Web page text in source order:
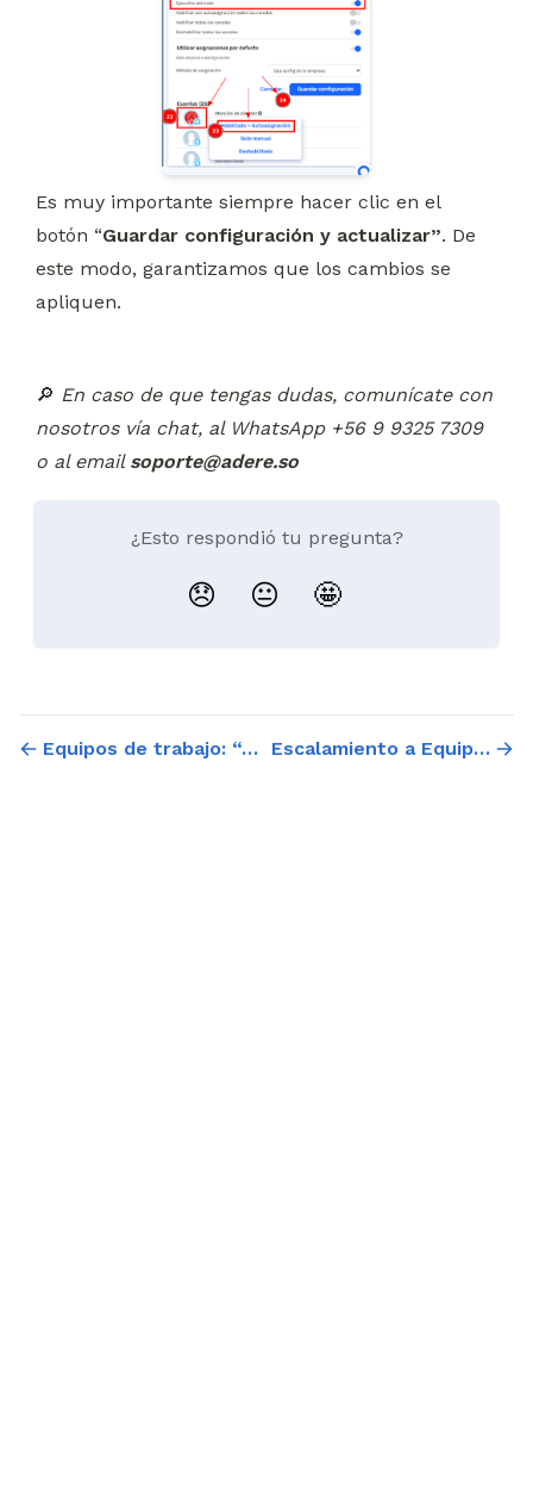
Es muy importante siempre hacer clic en el
botón “Guardar configuración y actualizar”. De
este modo, garantizamos que los cambios se
apliquen.
🔎 En caso de que tengas dudas, comunícate con
nosotros vía chat, al WhatsApp +56 9 9325 7309
o al email soporte@adere.so
¿Esto respondió tu pregunta?
😞 😐 🤩
Equipos de trabajo: “Asignación por defecto” Escalamiento a Equipos Externos